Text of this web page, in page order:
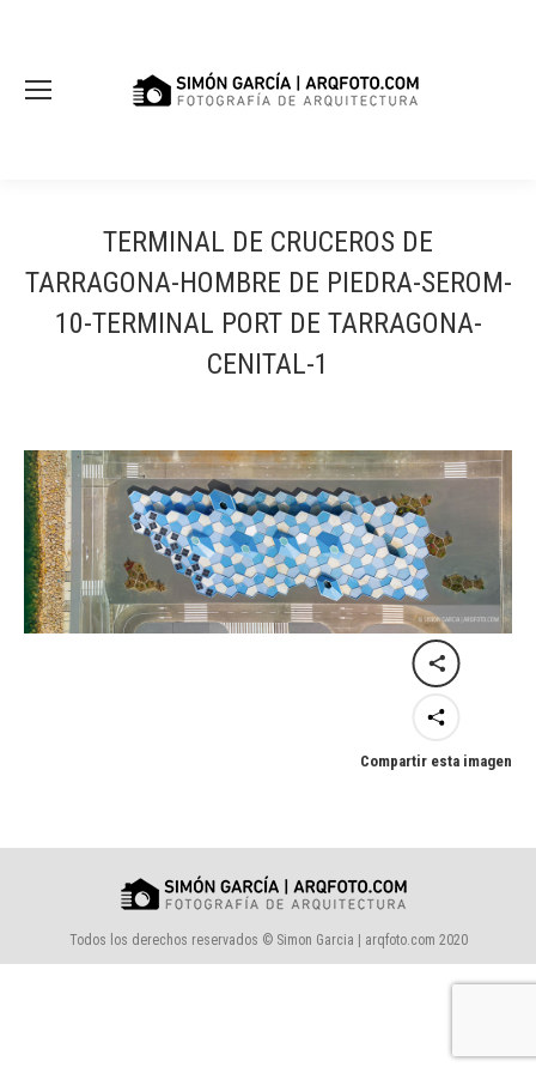
TERMINAL DE CRUCEROS DE
TARRAGONA-HOMBRE DE PIEDRA-SEROM-
10-TERMINAL PORT DE TARRAGONA-
CENITAL-1
Compartir esta imagen
Todos los derechos reservados © Simon Garcia | arqfoto.com 2020